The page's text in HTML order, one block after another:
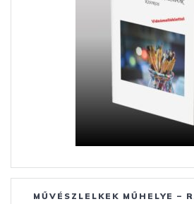
MŰVÉSZLELKEK MŰHELYE –